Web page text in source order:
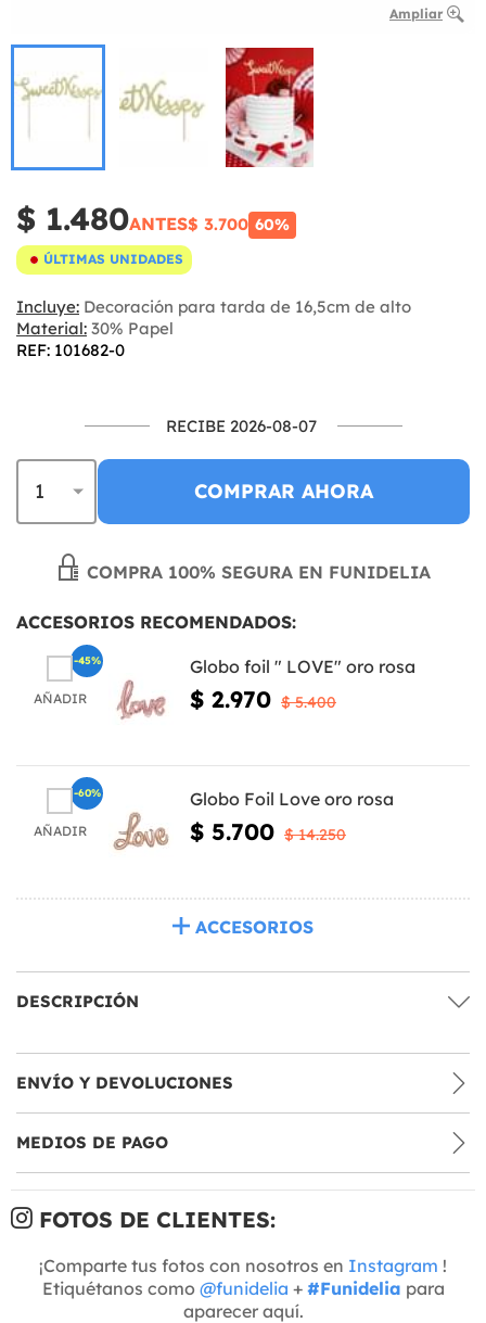
Ampliar
$ 1.480ANTES$ 3.700 60%
ÚLTIMAS UNIDADES
Incluye: Decoración para tarda de 16,5cm de alto
Material: 30% Papel
REF: 101682-0
RECIBE 2026-08-07
COMPRAR AHORA
COMPRA 100% SEGURA EN FUNIDELIA
ACCESORIOS RECOMENDADOS:
AÑADIR
Globo foil " LOVE" oro rosa
$ 2.970 $ 5.400
-45%
AÑADIR
Globo Foil Love oro rosa
$ 5.700 $ 14.250
-60%
ACCESORIOS
DESCRIPCIÓN
ENVÍO Y DEVOLUCIONES
MEDIOS DE PAGO
FOTOS DE CLIENTES:
¡Comparte tus fotos con nosotros en Instagram !
Etiquétanos como @funidelia + #Funidelia para
aparecer aquí.